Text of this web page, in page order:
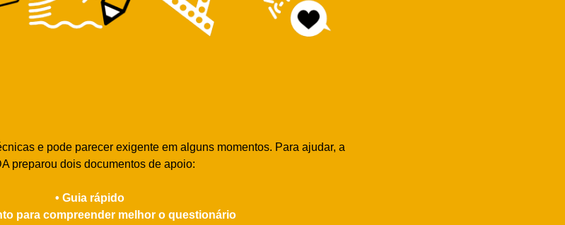
e pode parecer exigente em alguns momentos. Para ajudar, a
preparou dois documentos de apoio:
• Guia rápido
para compreender melhor o questionário